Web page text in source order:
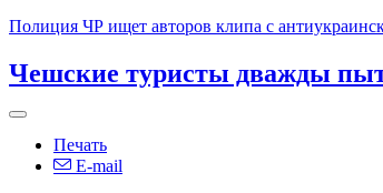
Полиция ЧР ищет авторов клипа с
Чешские туристы дважды
Печать
E-mail